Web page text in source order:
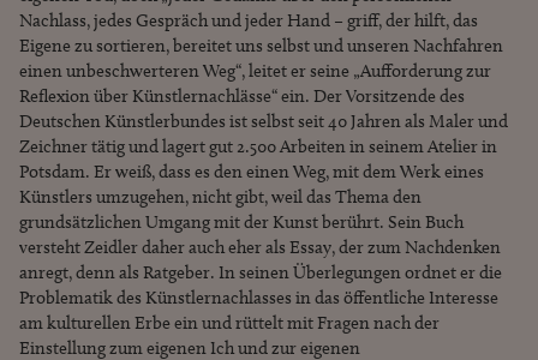
Nachlass, jedes Gespräch und jeder Hand – griff, der hilft, das
Eigene zu sortieren, bereitet uns selbst und unseren Nachfahren
einen unbeschwerteren Weg“, leitet er seine „Aufforderung zur
Reflexion über Künstlernachlässe“ ein. Der Vorsitzende des
Deutschen Künstlerbundes ist selbst seit 40 Jahren als Maler und
Zeichner tätig und lagert gut 2.500 Arbeiten in seinem Atelier in
Potsdam. Er weiß, dass es den einen Weg, mit dem Werk eines
Künstlers umzugehen, nicht gibt, weil das Thema den
grundsätzlichen Umgang mit der Kunst berührt. Sein Buch
versteht Zeidler daher auch eher als Essay, der zum Nachdenken
anregt, denn als Ratgeber. In seinen Überlegungen ordnet er die
Problematik des Künstlernachlasses in das öffentliche Interesse
am kulturellen Erbe ein und rüttelt mit Fragen nach der
Einstellung zum eigenen Ich und zur eigenen